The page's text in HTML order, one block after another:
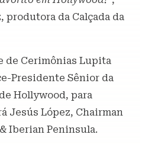
produtora da Calçada da
de Cerimônias Lupita
Presidente Sênior da
Hollywood, para
Jesús López, Chairman
Iberian Peninsula.